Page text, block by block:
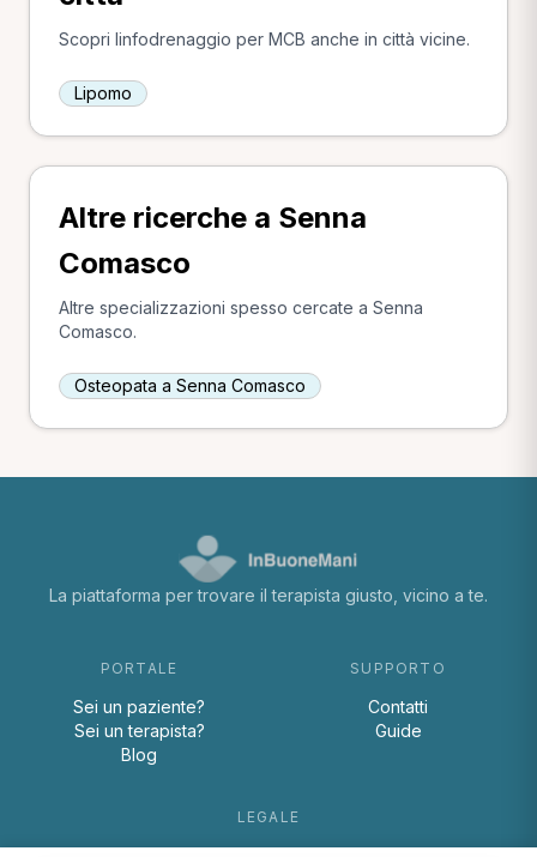
Scopri linfodrenaggio per MCB anche in città vicine.
Lipomo
Altre ricerche a Senna
Comasco
Altre specializzazioni spesso cercate a Senna
Comasco.
Osteopata a Senna Comasco
La piattaforma per trovare il terapista giusto, vicino a te.
PORTALE
Sei un paziente?
Sei un terapista?
Blog
SUPPORTO
Contatti
Guide
LEGALE